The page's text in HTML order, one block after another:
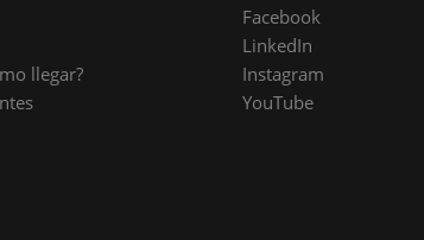
llegar?
Facebook
LinkedIn
Instagram
YouTube